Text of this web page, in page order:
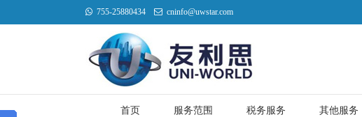
755-25880434 cninfo@uwstar.com
首页 服务范围 税务服务 其他服务